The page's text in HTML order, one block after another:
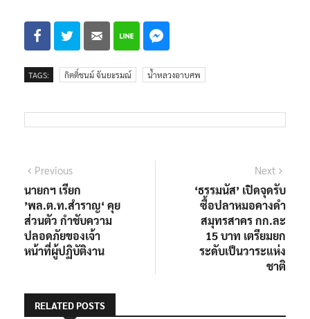
TAGS: กิตติ์ชนม์ จันยะรมณ์ น้ำหลวงอาบศพ
แนะแนว
เรื่อง
PreviousPrevious
post:
นายกฯ เรียก
’พล.ต.ท.สำราญ‘ คุย
ส่วนตัว กำชับความ
ปลอดภัยของเจ้า
หน้าที่ผู้ปฏิบัติงาน
Next
post:
‘ธรรมนัส’ เปิดจุดรับ
ซื้อปลาหมอคางดำ
สมุทรสาคร กก.ละ
15 บาท เตรียมยก
ระดับเป็นวาระแห่ง
ชาติ
RELATED POSTS